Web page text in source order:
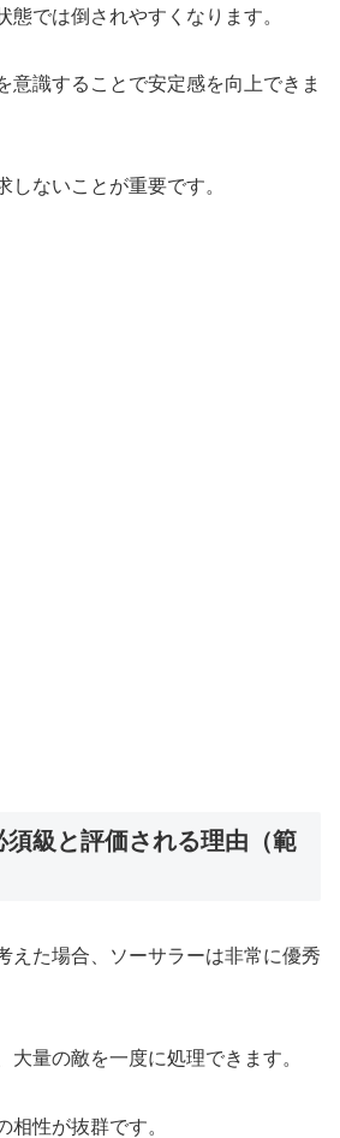
態では倒されやすくなります。
意識することで安定感を向上できま
しないことが重要です。
須級と評価される理由（範
えた場合、ソーサラーは非常に優秀
大量の敵を一度に処理できます。
相性が抜群です。